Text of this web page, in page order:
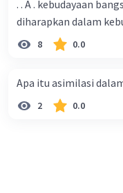
. . A . kebudayaan
diharapkan dalam
sikap, dan pola .
dengan kebudayaan
8 0.0
Apa itu asimilasi
2 0.0